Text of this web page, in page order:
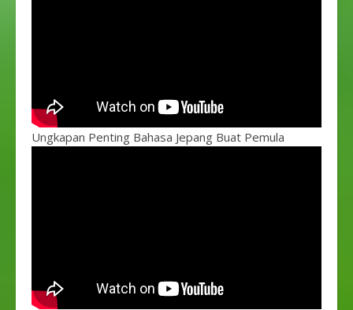
Ungkapan Penting Bahasa Jepang Buat Pemula